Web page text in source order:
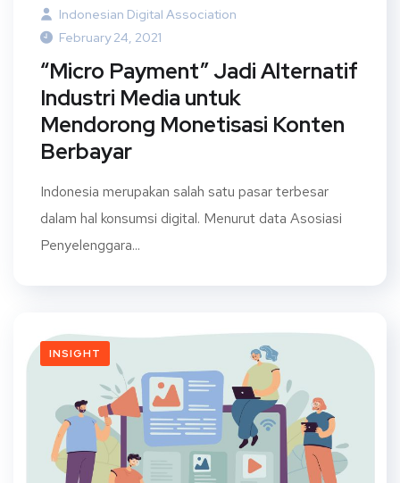
Indonesian Digital Association
February 24, 2021
“Micro Payment” Jadi Alternatif
Industri Media untuk
Mendorong Monetisasi Konten
Berbayar
Indonesia merupakan salah satu pasar terbesar
dalam hal konsumsi digital. Menurut data Asosiasi
Penyelenggara...
INSIGHT